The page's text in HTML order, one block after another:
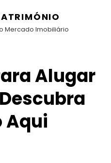
Mercado Imobiliário
Alugar
Aqui